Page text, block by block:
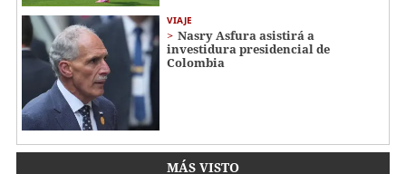
VIAJE
Nasry Asfura asistirá a
investidura presidencial de
Colombia
MÁS VISTO